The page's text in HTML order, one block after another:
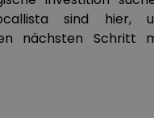
sind hier,
nächsten Schritt